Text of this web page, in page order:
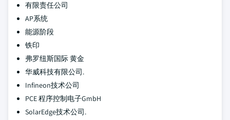
有限责任公司
AP系统
能源阶段
铁印
弗罗纽斯国际 黄金
华威科技有限公司.
Infineon技术公司
PCE 程序控制电子GmbH
SolarEdge技术公司.